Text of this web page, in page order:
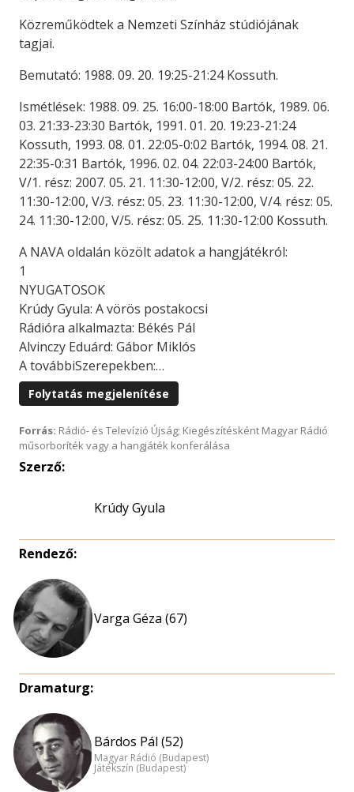
Közreműködtek a Nemzeti Színház stúdiójának
tagjai.
Bemutató: 1988. 09. 20. 19:25-21:24 Kossuth.
Ismétlések: 1988. 09. 25. 16:00-18:00 Bartók, 1989. 06.
03. 21:33-23:30 Bartók, 1991. 01. 20. 19:23-21:24
Kossuth, 1993. 08. 01. 22:05-0:02 Bartók, 1994. 08. 21.
22:35-0:31 Bartók, 1996. 02. 04. 22:03-24:00 Bartók,
V/1. rész: 2007. 05. 21. 11:30-12:00, V/2. rész: 05. 22.
11:30-12:00, V/3. rész: 05. 23. 11:30-12:00, V/4. rész: 05.
24. 11:30-12:00, V/5. rész: 05. 25. 11:30-12:00 Kossuth.
A NAVA oldalán közölt adatok a hangjátékról:
1
NYUGATOSOK
Krúdy Gyula: A vörös postakocsi
Rádióra alkalmazta: Békés Pál
Alvinczy Eduárd: Gábor Miklós
A továbbiSzerepekben:…
Folytatás megjelenítése
Forrás: Rádió- és Televízió Újság; Kiegészítésként Magyar Rádió
műsorboríték vagy a hangjáték konferálása
Szerző:
Krúdy Gyula
Rendező:
Varga Géza (67)
Dramaturg:
Bárdos Pál (52)
Magyar Rádió (Budapest)
Játékszín (Budapest)